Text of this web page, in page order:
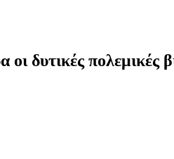
δυτικές πολεμικές